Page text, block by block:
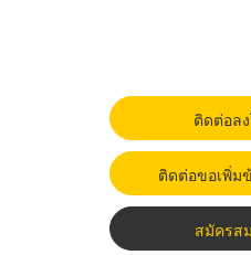
ติดต่อล
ติดต่อขอเพิ่ม
สมัครส